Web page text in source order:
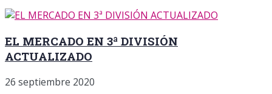
EL MERCADO EN 3ª DIVISIÓN
ACTUALIZADO
26 septiembre 2020